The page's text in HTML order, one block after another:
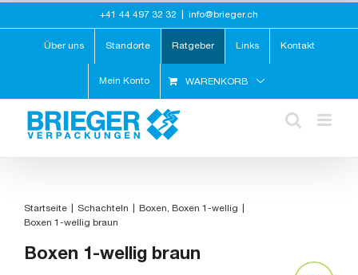
springen
+41 44 497 32 32 info@brieger.ch
Über uns Standorte Ratgeber Links Kontakt
Mein Konto WARENKORB
Startseite Schachteln Boxen
Boxen 1-wellig
Boxen 1-wellig braun
Boxen 1-wellig braun